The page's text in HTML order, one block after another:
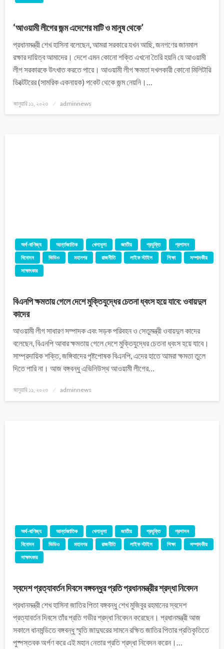
‘আওয়ামী লীগের জন্ম এদেশের মাটি ও মানুষ থেকে’
প্রধানমন্ত্রী শেখ হাসিনা বলেছেন, আমরা সরকারে যখন আছি, জনগণের জানমাল
রক্ষার দায়িত্ব আমাদের। দেশে এমন কোনো শক্তি এখনো তৈরি হয়নি যে আওয়ামী
লীগ সরকারকে উৎখাত করতে পারে। আওয়ামী লীগ ক্ষমতা দখলকারী কোনো মিলিটারি
ডিক্টেটরের (সামরিক একনায়ক) পকেট থেকে জন্ম নেয়নি।…
জানুয়ারি ১১, ২০২৩ adminnews
অর্থ-বাণিজ্য আর্ন্তজাতিক খেলাধুলা জাতীয় প্রযুক্তি
প্রশাসন
বিনোদন
ভিডিও মহানগর রাজনীতি লাইফ স্টাইল শিক্ষা
সম্পাদকীয়
সাক্ষাৎকার
বিএনপি ক্ষমতায় গেলে দেশে মুক্তিযুদ্ধের চেতনা ধ্বংস হয়ে যাবে: ওবায়দুল
কাদের
আওয়ামী লীগ সাধারণ সম্পাদক এবং সড়ক পরিবহন ও সেতুমন্ত্রী ওবায়দুল কাদের
বলেছেন, বিএনপি আবার ক্ষমতায় গেলে দেশে মুক্তিযুদ্ধের চেতনা ধ্বংস হয়ে যাবে।
সাম্প্রদায়িক শক্তি, জঙ্গিবাদের পৃষ্টপোষক বিএনপি, এদের হাতে আমরা ক্ষমতা তুলে
দিতে পারি না। আজ বঙ্গবন্ধু এভিনিউস্থ আওয়ামী লীগের…
জানুয়ারি ১১, ২০২৩ adminnews
অর্থ-বাণিজ্য আর্ন্তজাতিক খেলাধুলা জাতীয় প্রযুক্তি
প্রশাসন
বিনোদন
ভিডিও মহানগর রাজনীতি লাইফ স্টাইল শিক্ষা
সম্পাদকীয়
সাক্ষাৎকার
স্বদেশ প্রত্যাবর্তন দিবসে বঙ্গবন্ধুর প্রতি প্রধানমন্ত্রীর শ্রদ্ধা নিবেদন
প্রধানমন্ত্রী শেখ হাসিনা জাতির পিতা বঙ্গবন্ধু শেখ মুজিবুর রহমানের স্বদেশ
প্রত্যাবর্তন দিবসে তাঁর প্রতি গভীর শ্রদ্ধা নিবেদন করেছেন। প্রধানমন্ত্রী আজ
সকালে ধানমন্ডিতে বঙ্গবন্ধু স্মৃতি জাদুঘরের সামনে রক্ষিত জাতির পিতার প্রতিকৃতিতে
পুষ্পস্তবক অর্পণ করে এই মহান নেতার প্রতি শ্রদ্ধা নিবেদন করেন।…